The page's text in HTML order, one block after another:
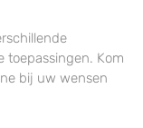
toepassingen. Kom
bij uw wensen